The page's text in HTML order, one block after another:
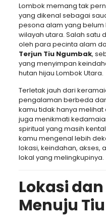
Lombok memang tak
yang dikenal sebagai
pesona alam yang belum
wilayah utara. Salah satu
oleh para pecinta alam
Terjun Tiu Ngumbak,
yang menyimpan
hutan hijau Lombok Utara.
Terletak jauh dari
pengalaman berbeda
kamu tidak hanya
juga menikmati
spiritual yang masih
kamu mengenal lebih
lokasi, keindahan, akses,
lokal yang melingkupinya.
Lokasi
Menuju